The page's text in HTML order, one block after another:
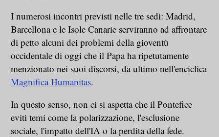
I numerosi incontri previsti nelle tre sedi: Madrid,
Barcellona e le Isole Canarie serviranno ad affrontare
di petto alcuni dei problemi della gioventù
occidentale di oggi che il Papa ha ripetutamente
menzionato nei suoi discorsi, da ultimo nell'enciclica
Magnifica Humanitas.
In questo senso, non ci si aspetta che il Pontefice
eviti temi come la polarizzazione, l'esclusione
sociale, l'impatto dell'IA o la perdita della fede.